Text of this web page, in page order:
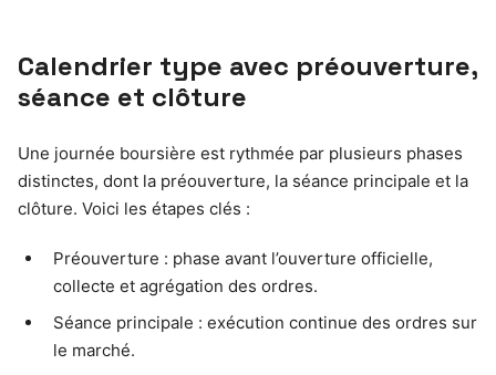
Calendrier type avec préouverture,
séance et clôture
Une journée boursière est rythmée par plusieurs phases
distinctes, dont la préouverture, la séance principale et la
clôture. Voici les étapes clés :
Préouverture : phase avant l’ouverture officielle,
collecte et agrégation des ordres.
Séance principale : exécution continue des ordres sur
le marché.